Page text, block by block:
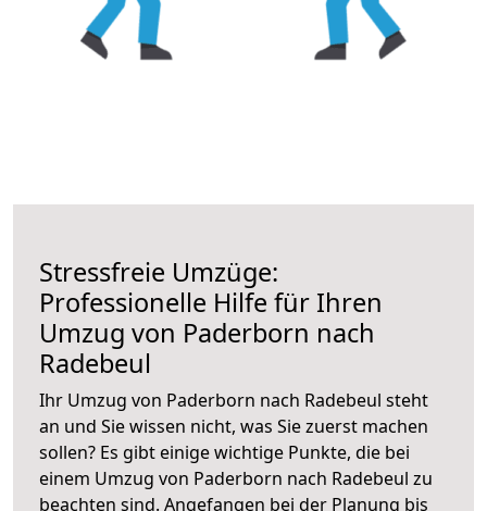
Stressfreie Umzüge:
Professionelle Hilfe für Ihren
Umzug von Paderborn nach
Radebeul
Ihr Umzug von Paderborn nach Radebeul steht
an und Sie wissen nicht, was Sie zuerst machen
sollen? Es gibt einige wichtige Punkte, die bei
einem Umzug von Paderborn nach Radebeul zu
beachten sind. Angefangen bei der Planung bis